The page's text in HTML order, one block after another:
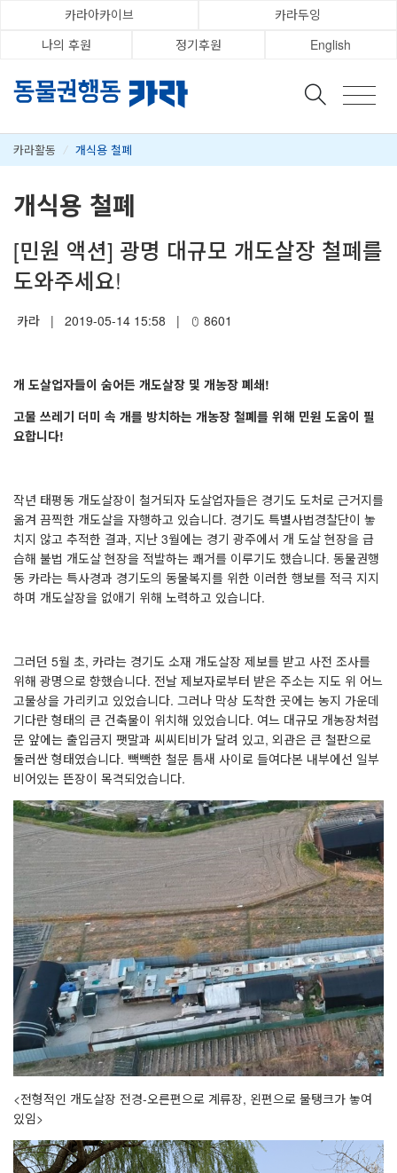
카라아카이브
카라두잉
나의 후원
정기후원 English
카라활동 / 개식용 철폐
개식용 철폐
[민원 액션] 광명 대규모 개도살장 철폐를
도와주세요!
카라 | 2019-05-14 15:58 | 8601
개 도살업자들이 숨어든 개도살장 및 개농장 폐쇄!
고물 쓰레기 더미 속 개를 방치하는 개농장 철폐를 위해 민원 도움이 필
요합니다!
작년 태평동 개도살장이 철거되자 도살업자들은 경기도 도처로 근거지를
옮겨 끔찍한 개도살을 자행하고 있습니다. 경기도 특별사법경찰단이 놓
치지 않고 추적한 결과, 지난 3월에는 경기 광주에서 개 도살 현장을 급
습해 불법 개도살 현장을 적발하는 쾌거를 이루기도 했습니다. 동물권행
동 카라는 특사경과 경기도의 동물복지를 위한 이러한 행보를 적극 지지
하며 개도살장을 없애기 위해 노력하고 있습니다.
그러던 5월 초, 카라는 경기도 소재 개도살장 제보를 받고 사전 조사를
위해 광명으로 향했습니다. 전날 제보자로부터 받은 주소는 지도 위 어느
고물상을 가리키고 있었습니다. 그러나 막상 도착한 곳에는 농지 가운데
기다란 형태의 큰 건축물이 위치해 있었습니다. 여느 대규모 개농장처럼
문 앞에는 출입금지 팻말과 씨씨티비가 달려 있고, 외관은 큰 철판으로
둘러싼 형태였습니다. 빽빽한 철문 틈새 사이로 들여다본 내부에선 일부
비어있는 뜬장이 목격되었습니다.
<전형적인 개도살장 전경-오른편으로 계류장, 왼편으로 물탱크가 놓여
있임>